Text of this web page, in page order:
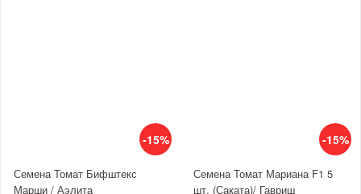
-15%
Семена Томат Бифштекс
Марши / Аэлита
-15%
Семена Томат Мариана F1 5
шт. (Саката)/ Гавриш